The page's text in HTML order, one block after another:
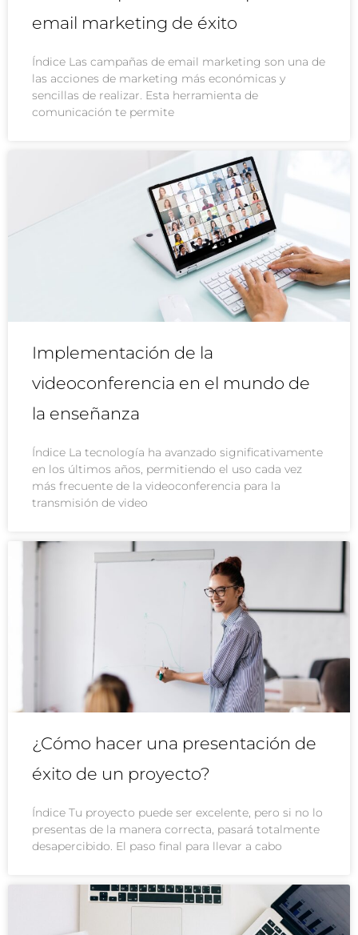
email marketing de éxito
Índice Las campañas de email marketing son una de
las acciones de marketing más económicas y
sencillas de realizar. Esta herramienta de
comunicación te permite
Implementación de la
videoconferencia en el mundo de
la enseñanza
Índice La tecnología ha avanzado significativamente
en los últimos años, permitiendo el uso cada vez
más frecuente de la videoconferencia para la
transmisión de video
¿Cómo hacer una presentación de
éxito de un proyecto?
Índice Tu proyecto puede ser excelente, pero si no lo
presentas de la manera correcta, pasará totalmente
desapercibido. El paso final para llevar a cabo